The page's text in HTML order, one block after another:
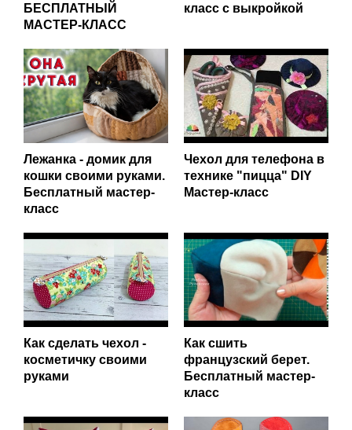
БЕСПЛАТНЫЙ
МАСТЕР-КЛАСС
класс с выкройкой
Лежанка - домик для
кошки своими руками.
Бесплатный мастер-
класс
Чехол для телефона в
технике "пицца" DIY
Мастер-класс
Как сделать чехол -
косметичку своими
руками
Как сшить
французский берет.
Бесплатный мастер-
класс